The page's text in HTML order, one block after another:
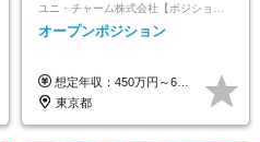
オープンポジション
想定年収：450万円～650万円 ※経験・能力を考慮の上、規定により優遇いたします ※試用期間6ヵ月（その間の給与・待遇に変動はありません）
東京都